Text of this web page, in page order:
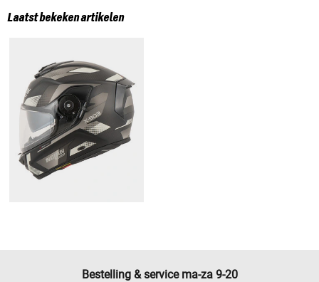
Laatst bekeken artikelen
Bestelling & service ma-za 9-20